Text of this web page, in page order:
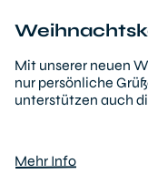
Mit unserer neuen
nur persönliche
unterstützen auch
Mehr Info